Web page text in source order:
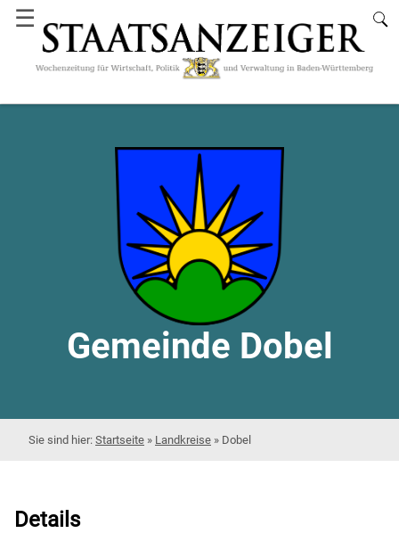
☰
Gemeinde Dobel
Startseite » Landkreise » Dobel
Details